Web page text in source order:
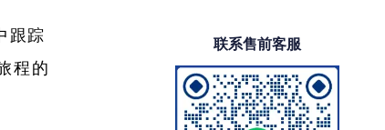
跟踪
程的
联系售前客服